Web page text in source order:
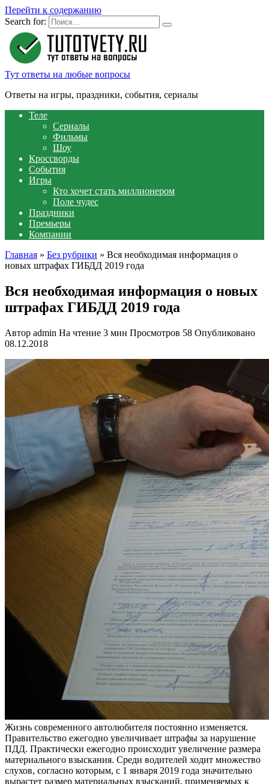
Перейти к содержанию
Search for:
Тут ответы на любые вопросы
Ответы на игры, праздники, события, сериалы
Теле
Сериалы
Фильмы
Шоу
Кроссворды
События
Игры
Кто хочет стать миллионером
Поле чудес
Праздники
Премьеры
Компании
Главная » Без рубрики » Вся необходимая информация о
новых штрафах ГИБДД 2019 года
Вся необходимая информация о новых
штрафах ГИБДД 2019 года
Автор admin На чтение 3 мин Просмотров 58 Опубликовано
08.12.2018
Жизнь современного автолюбителя постоянно изменяется.
Правительство ежегодно увеличивает штрафы за нарушение
ПДД. Практически ежегодно происходит увеличение размера
материального взыскания. Среди водителей ходит множество
слухов, согласно которым, с 1 января 2019 года значительно
вырастет размер материальных взысканий, применяемых к